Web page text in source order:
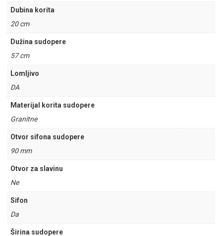
Dubina korita
20 cm
Dužina sudopere
57 cm
Lomljivo
DA
Materijal korita sudopere
Granitne
Otvor sifona sudopere
90 mm
Otvor za slavinu
Ne
Sifon
Da
Širina sudopere